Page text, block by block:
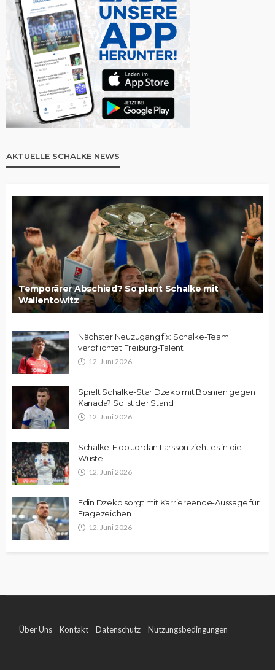
AKTUELLE SCHALKE NEWS
Temporärer Abschied? So plant Schalke mit
Wallentowitz
Nächster Neuzugang fix: Schalke-Team
verpflichtet Freiburg-Talent
12. Juni 2026
Spielt Schalke-Star Dzeko mit Bosnien gegen
Kanada? So ist der Stand
12. Juni 2026
Schalke-Flop Jordan Larsson zieht es in die
Wüste
12. Juni 2026
Edin Dzeko sorgt mit Karriereende-Aussage für
Fragezeichen
12. Juni 2026
Über Uns Kontakt Datenschutz Nutzungsbedingungen